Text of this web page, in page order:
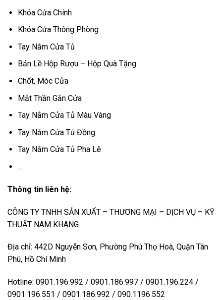
Khóa Cửa Chính
Khóa Cửa Thông Phòng
Tay Nắm Cửa Tủ
Bản Lề Hộp Rượu – Hộp Quà Tặng
Chốt, Móc Cửa
Mắt Thần Gắn Cửa
Tay Nắm Cửa Tủ Màu Vàng
Tay Nắm Cửa Tủ Đồng
Tay Nắm Cửa Tủ Pha Lê
…
Thông tin liên hệ:
CÔNG TY TNHH SẢN XUẤT – THƯƠNG MẠI – DỊCH VỤ – KỸ
THUẬT NAM KHANG
Địa chỉ: 442D Nguyễn Sơn, Phường Phú Thọ Hoà, Quận Tân
Phú, Hồ Chí Minh
Hotline: 0901.196.992 / 0901.186.997 / 0901.196.224 /
0901.196.551 / 0901.186.992 / 090.1196.552